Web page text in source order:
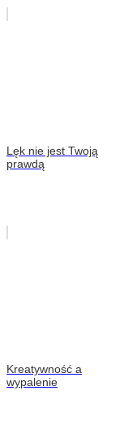
Lęk nie jest Twoją
prawdą
Kreatywność a
wypalenie